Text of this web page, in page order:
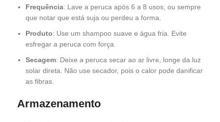
Frequência: Lave a peruca após 6 a 8 usos, ou sempre
que notar que está suja ou perdeu a forma.
Produto: Use um shampoo suave e água fria. Evite
esfregar a peruca com força.
Secagem: Deixe a peruca secar ao ar livre, longe da luz
solar direta. Não use secador, pois o calor pode danificar
as fibras.
Armazenamento